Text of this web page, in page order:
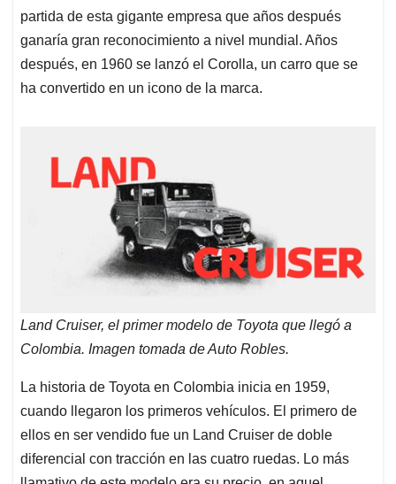
partida de esta gigante empresa que años después
ganaría gran reconocimiento a nivel mundial. Años
después, en 1960 se lanzó el Corolla, un carro que se
ha convertido en un icono de la marca.
Land Cruiser, el primer modelo de Toyota que llegó a
Colombia. Imagen tomada de Auto Robles.
La historia de Toyota en Colombia inicia en 1959,
cuando llegaron los primeros vehículos. El primero de
ellos en ser vendido fue un Land Cruiser de doble
diferencial con tracción en las cuatro ruedas. Lo más